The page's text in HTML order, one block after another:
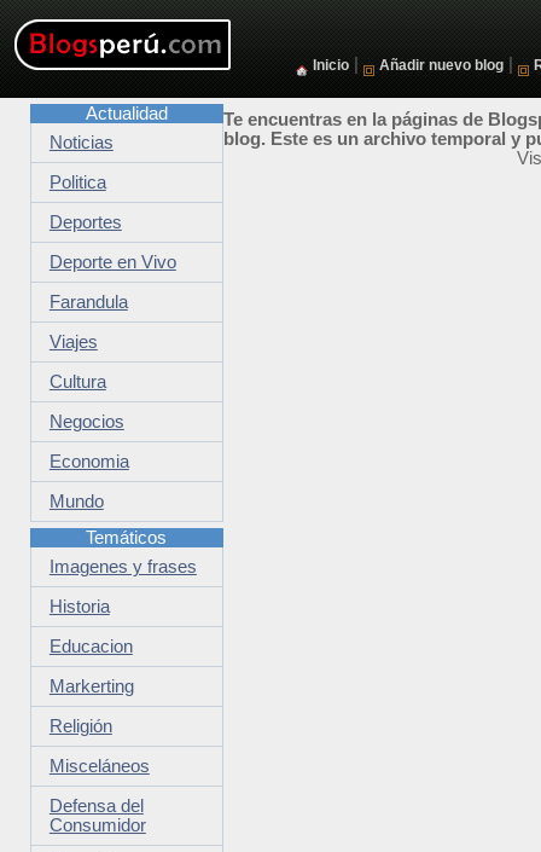
Inicio Añadir nuevo blog
Te encuentras en la páginas de
blog. Este es un archivo temporal y
Actualidad
Noticias
Politica
Deportes
Deporte en Vivo
Farandula
Viajes
Cultura
Negocios
Economia
Mundo
Temáticos
Imagenes y frases
Historia
Educacion
Markerting
Religión
Misceláneos
Defensa del
Consumidor